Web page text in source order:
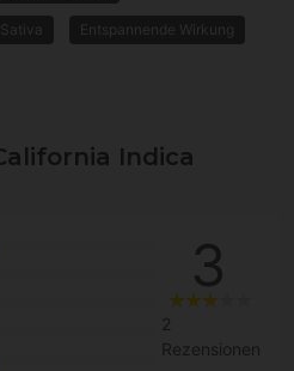
Entspannende Wirkung
Indica
3
2
Rezensionen